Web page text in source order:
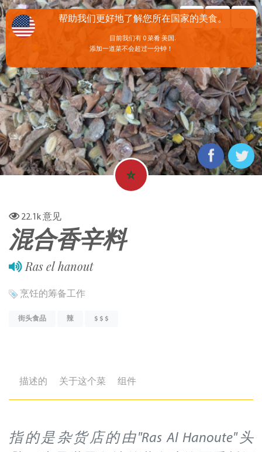
22.1k意见
混合香辛料
Ras el hanout
烹饪的筹备工作
街头食品 辣 $ $ $
描述的 关于这个菜 组件
指的是杂货店的由"Ras Al Hanoute"头
帮助我们更好地了解您所在国家的美食。
目前我们有 0 菜肴 美国.
添加一道菜不会超过一分钟！